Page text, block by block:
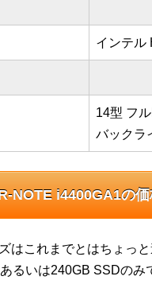
インテル
14型 フ
バックラ
NOTE i4400GA1の
はこれまでとはちょっ
るいは240GB SSDの